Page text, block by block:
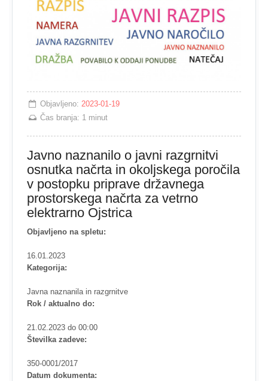
Objavljeno:2023-01-19
Čas branja: 1 minut
Javno naznanilo o javni razgrnitvi
osnutka načrta in okoljskega poročila
v postopku priprave državnega
prostorskega načrta za vetrno
elektrarno Ojstrica
Objavljeno na spletu:
16.01.2023
Kategorija:
Javna naznanila in razgrnitve
Rok / aktualno do:
21.02.2023 do 00:00
Številka zadeve:
350-0001/2017
Datum dokumenta: